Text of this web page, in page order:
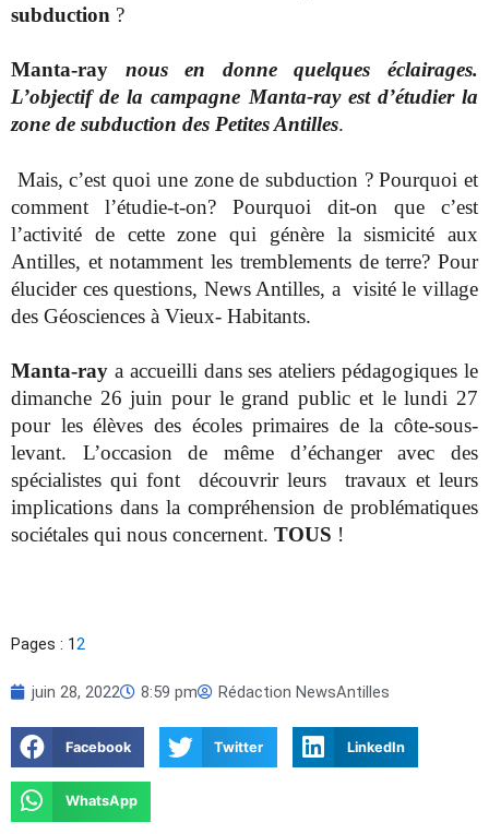
subduction ?
Manta-ray
nous en donne quelques éclairages.
L’objectif de la campagne Manta-ray est d’étudier la
zone de subduction des Petites Antilles.
Mais, c’est quoi une zone de subduction ? Pourquoi et
comment l’étudie-t-on? Pourquoi dit-on que c’est
l’activité de cette zone qui génère la sismicité aux
Antilles, et notamment les tremblements de terre? Pour
élucider ces questions, News Antilles, a visité le village
des Géosciences à Vieux- Habitants.
Manta-ray a accueilli dans ses ateliers pédagogiques le
dimanche 26 juin pour le grand public et le lundi 27
pour les élèves des écoles primaires de la côte-sous-
levant. L’occasion de même d’échanger avec des
spécialistes qui font découvrir leurs travaux et leurs
implications dans la compréhension de problématiques
sociétales qui nous concernent. TOUS !
Pages : 12
juin 28, 2022 8:59 pm Rédaction NewsAntilles
Facebook Twitter LinkedIn
WhatsApp